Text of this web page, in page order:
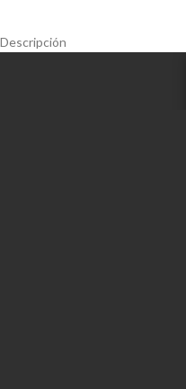
Descripción